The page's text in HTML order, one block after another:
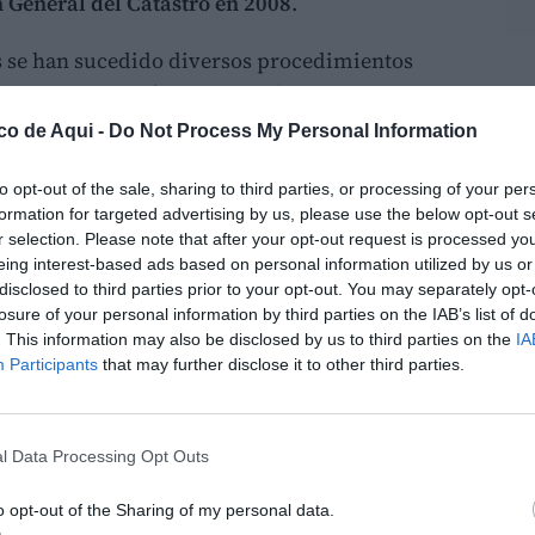
de Aqui - Do Not Process My Personal Information
opt-out of the sale, sharing to third parties, or processing of your
for targeted advertising by us, please use the below opt-out
selection. Please note that after your opt-out request is processed
interest-based ads based on personal information utilized by us
to third parties prior to your opt-out. You may separately
of your personal information by third parties on the IAB’s list of
This information may also be disclosed by us to third parties on the
Participants that may further disclose it to other third parties.
Data Processing Opt Outs
opt-out of the Sharing of my personal data.
han sucedido diversos procedimientos
sentencias favorablesa los intereses
han reconocido tanto el derecho de
como la obligación de las
económicamentea las arcas locales.
que la defensa de estos ingresos no
sino alcumplimiento de una
no podemos renunciar a ingresos
advirtiendo de que hacerlo
generales de los vecinos.
municipios es que en
y la instalación de un pantalán